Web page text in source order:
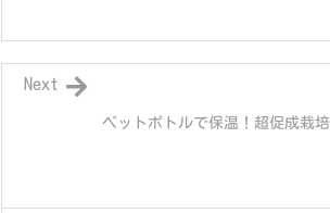
ペットボトルで保温！超促成栽培
Next